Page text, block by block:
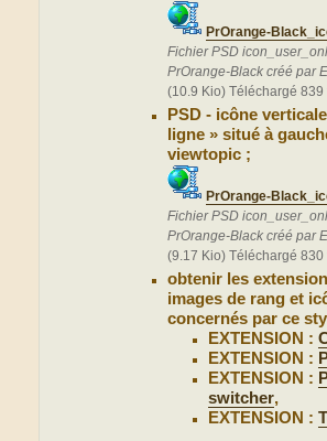
PrOrange-
Fichier PSD
PrOrange-Black créé par
(10.9 Kio) Téléchargé 839
PSD - icône
ligne » situé à
viewtopic ;
PrOrange-
Fichier PSD
PrOrange-Black créé par
(9.17 Kio) Téléchargé 830
obtenir les
images de rang et
concernés par ce
EXTENSION :
EXTENSION :
EXTENSION :
switcher,
EXTENSION :